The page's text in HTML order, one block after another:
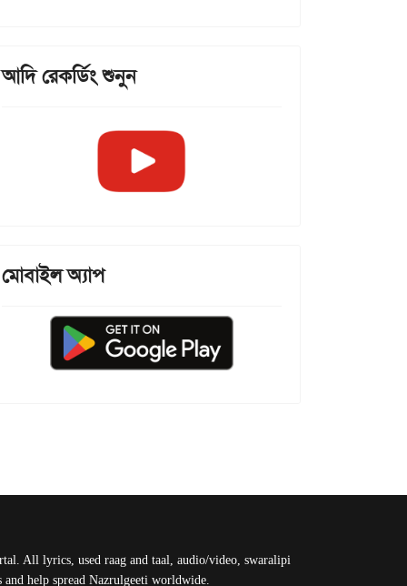
আদি রেকর্ডিং শুনুন
মোবাইল অ্যাপ
All lyrics, used raag and taal, audio/video, swaralipi
help spread Nazrulgeeti worldwide.